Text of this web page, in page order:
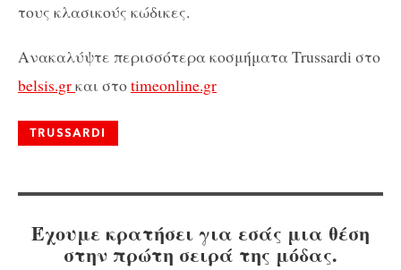
τους κλασικούς κώδικες.
Ανακαλύψτε περισσότερα κοσμήματα Trussardi στο
belsis.grκαι στοtimeonline.gr
TRUSSARDI
Έχουμε κρατήσει για εσάς μια θέση
στην πρώτη σειρά της μόδας.